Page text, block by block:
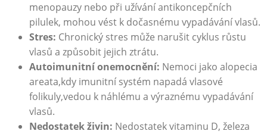
menopauzy nebo při užívání antikoncepčních
pilulek, mohou vést k‍ dočasnému vypadávání vlasů.
Stres: Chronický stres může narušit cyklus růstu
vlasů a způsobit‍ jejich ztrátu.
Autoimunitní onemocnění: Nemoci jako alopecia
⁣areata,kdy imunitní systém napadá​ vlasové
folikuly,vedou ​k náhlému a výraznému vypadávání⁣
vlasů.
Nedostatek živin: Nedostatek ⁤vitaminu D, železa